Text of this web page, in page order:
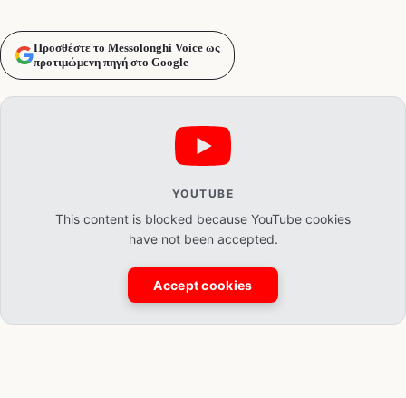
Προσθέστε το Messolonghi Voice ως
προτιμώμενη πηγή στο Google
YOUTUBE
This content is blocked because YouTube cookies
have not been accepted.
Accept cookies